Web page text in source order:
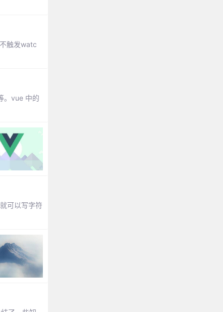
触发watc
。vue 中的
可以写字符